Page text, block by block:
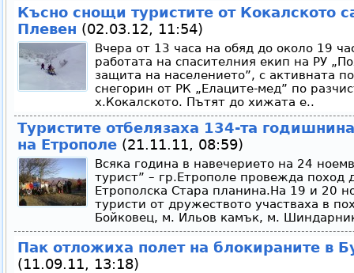
Късно снощи туристите от Кокалското
Плевен (02.03.12, 11:54)
Вчера от 13 часа на обяд до около 19
работата на спасителния екип на РУ
защита на населението”, с активната
снегорин от РК „Елаците-мед” по
х.Кокалското. Пътят до хижата е..
Туристите отбелязаха 134-та
на Етрополе(21.11.11, 08:59)
Всяка година в навечерието на 24
турист” – гр.Етрополе провежда поход
Етрополска Стара планина.На 19 и 20
туристи от дружеството участваха в
Бойковец, м. Ильов камък, м.
Пак отложиха полет на блокираните в
(11.09.11, 13:18)